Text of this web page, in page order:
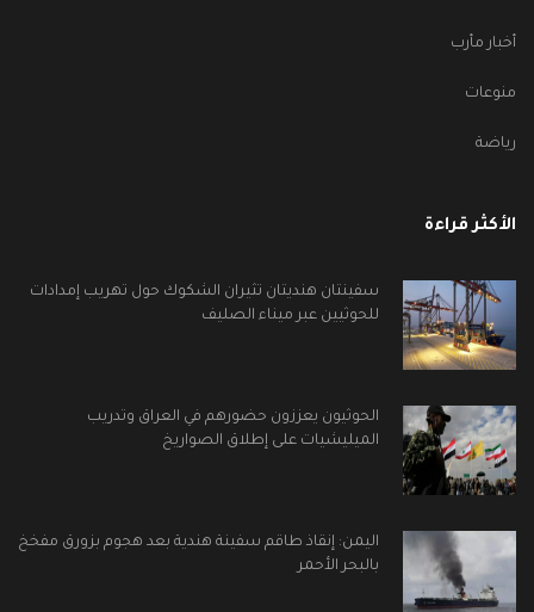
أخبار مأرب
منوعات
رياضة
الأكثر قراءة
سفينتان هنديتان تثيران الشكوك حول تهريب إمدادات
للحوثيين عبر ميناء الصليف
الحوثيون يعززون حضورهم في العراق وتدريب
الميليشيات على إطلاق الصواريخ
اليمن: إنقاذ طاقم سفينة هندية بعد هجوم بزورق مفخخ
بالبحر الأحمر